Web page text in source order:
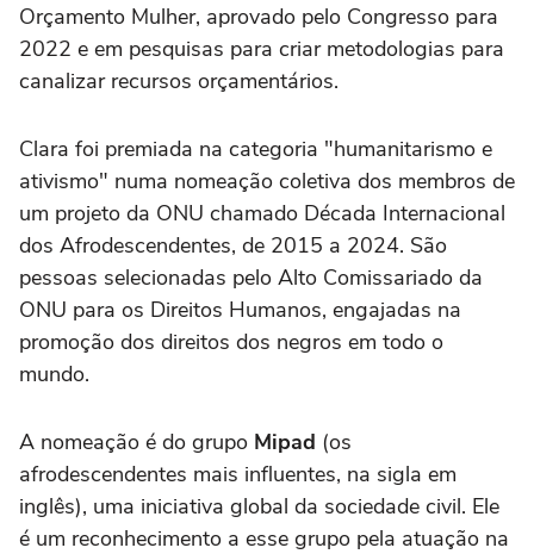
Orçamento Mulher, aprovado pelo Congresso para
2022 e em pesquisas para criar metodologias para
canalizar recursos orçamentários.
Clara foi premiada na categoria "humanitarismo e
ativismo" numa nomeação coletiva dos membros de
um projeto da ONU chamado Década Internacional
dos Afrodescendentes, de 2015 a 2024. São
pessoas selecionadas pelo Alto Comissariado da
ONU para os Direitos Humanos, engajadas na
promoção dos direitos dos negros em todo o
mundo.
A nomeação é do grupo Mipad (os
afrodescendentes mais influentes, na sigla em
inglês), uma iniciativa global da sociedade civil. Ele
é um reconhecimento a esse grupo pela atuação na